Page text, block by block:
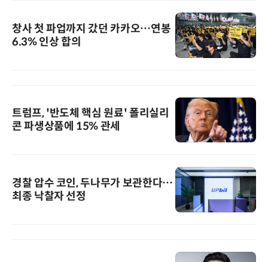
창사 첫 파업까지 갔던 카카오…연봉
6.3% 인상 합의
트럼프, '반도체 핵심 원료' 폴리실리
콘 파생상품에 15% 관세
경찰 압수 코인, 두나무가 보관한다…
최종 낙찰자 선정